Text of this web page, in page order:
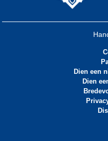
Dien een
Dien